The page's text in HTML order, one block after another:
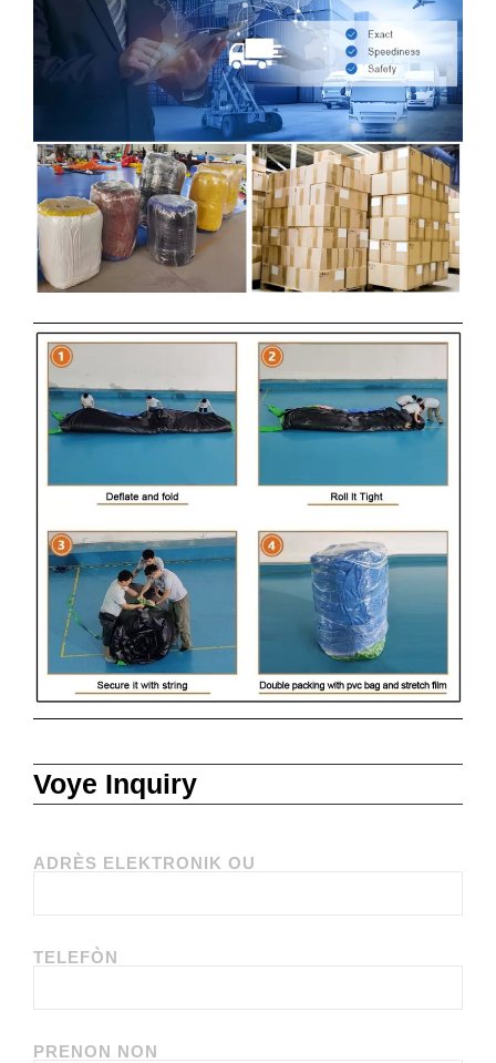
Voye Inquiry
ADRÈS ELEKTRONIK OU
TELEFÒN
PRENON NON